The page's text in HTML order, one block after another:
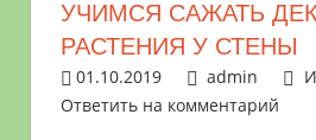
растениями
цветами.
Поможем
УЧИМСЯ САЖАТЬ
РАСТЕНИЯ У СТЕНЫ
01.10.2019 admin
Ответить на комментарий